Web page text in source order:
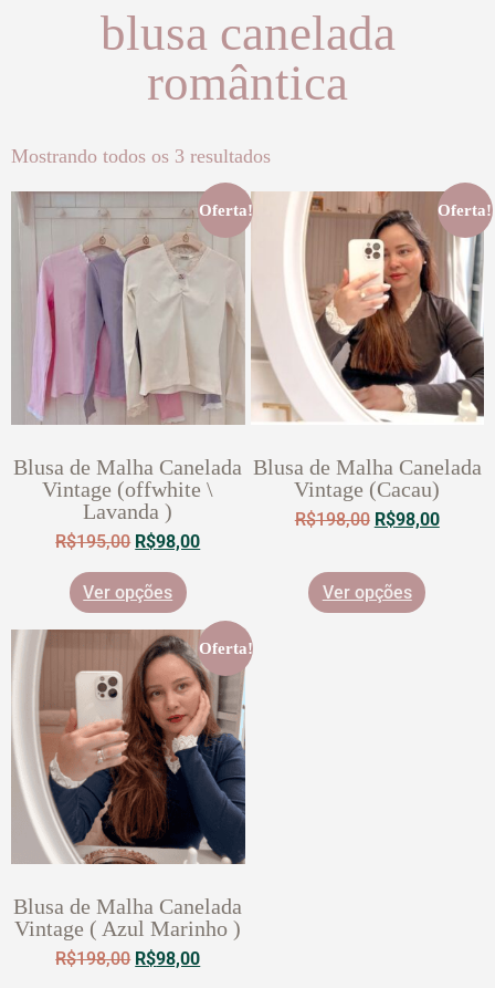
blusa canelada
romântica
Mostrando todos os 3 resultados
Oferta!
Blusa de Malha Canelada
Vintage (offwhite \
Lavanda )
R$195,00 R$98,00
Ver opções
Oferta!
Blusa de Malha Canelada
Vintage (Cacau)
R$198,00 R$98,00
Ver opções
Oferta!
Blusa de Malha Canelada
Vintage ( Azul Marinho )
R$198,00 R$98,00